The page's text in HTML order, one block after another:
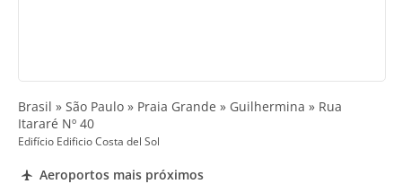
Brasil » São Paulo » Praia Grande » Guilhermina » Rua
Itararé Nº 40
Edifício Edificio Costa del Sol
Aeroportos mais próximos